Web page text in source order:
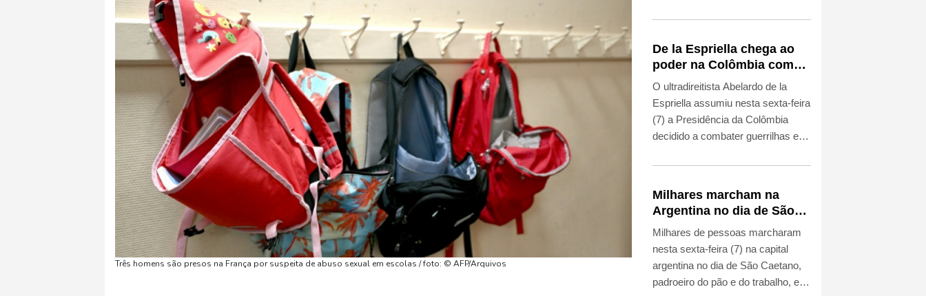
Três homens são presos na França por suspeita de abuso sexual em escolas / foto: © AFP/Arquivos
armados, ao assumir a
guinada que recompõe a aliança
entre Bogotá e Washington.
De la Espriella chega ao
poder na Colômbia com
apoio de Trump na guerra
contra o tráfico
O ultradireitista Abelardo de la
Espriella assumiu nesta sexta-feira
(7) a Presidência da Colômbia
decidido a combater guerrilhas e
em uma mudança de rumo que
e põe fim às negociações de paz.
Milhares marcham na
Argentina no dia de São
Caetano, padroeiro do pão
e do trabalho
Milhares de pessoas marcharam
nesta sexta-feira (7) na capital
argentina no dia de São Caetano,
padroeiro do pão e do trabalho, em